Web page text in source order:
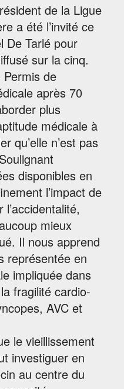
de la Ligue
a été l’invité ce
De Tarlé pour
sur la cinq.
de
après 70
plus
médicale à
qu’elle n’est pas
disponibles en
l’impact de
l’accidentalité,
mieux
Il nous apprend
représentée en
impliquée dans
fragilité cardio-
AVC et
le vieillissement
investiguer en
au centre du